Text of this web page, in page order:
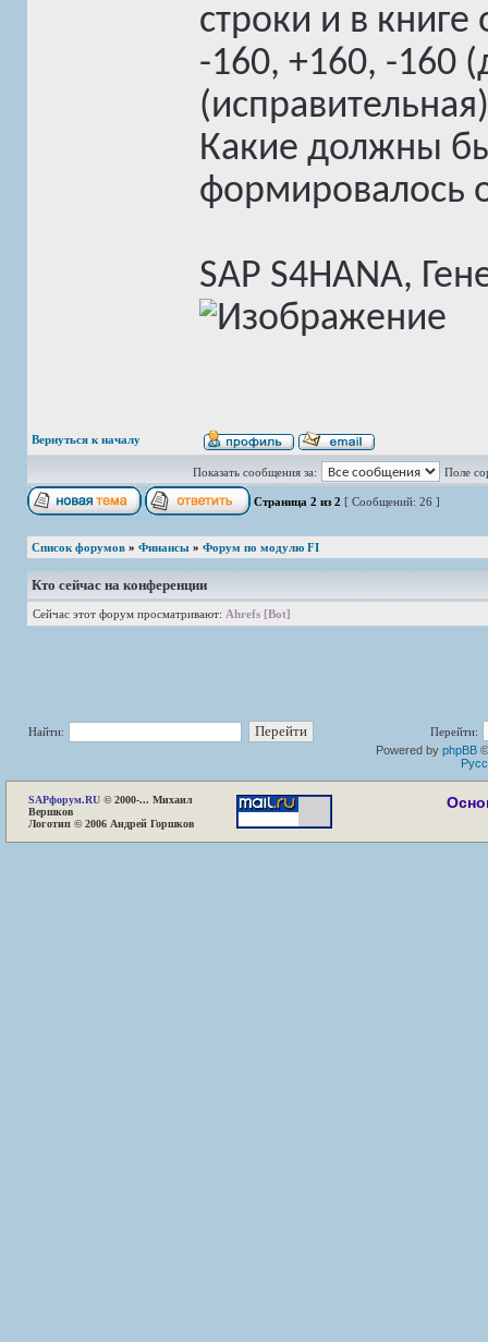
строки и в
-160, +160, -160
Какие должны
формировалось
SAP S4HANA,
Вернуться к началу
Показать сообщения за: Поле
Страница 2 из 2 [ Сообщений: 26 ]
Список форумов » Финансы » Форум по модулю FI
Кто сейчас на конференции
Сейчас этот форум просматривают: Ahrefs [Bot]
Найти:
Перейти:
Powered by phpBB
SAPфорум.RU © 2000-... Михаил
Вершков
Логотип © 2006 Андрей Горшков